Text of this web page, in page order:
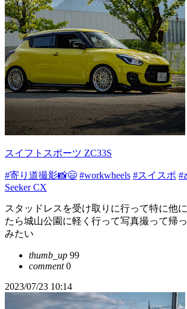
スイフトスポーツ ZC33S
#寄り道撮影📸😄 #workwheels #スイスポ
Seeker CX
スタッドレスを受け取りに行って特に他
たら城山公園に軽く行って写真撮って帰
みたい
thumb_up 99
comment0
2023/07/23 10:14